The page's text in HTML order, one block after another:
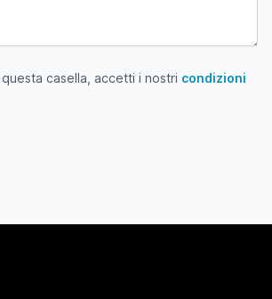
casella, accetti i nostri condizioni
casella, accetti i nostri condizioni